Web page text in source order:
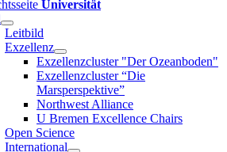
Universität
Leitbild
Exzellenz
Exzellenzcluster "Der Ozeanboden"
Exzellenzcluster “Die
Marsperspektive”
Northwest Alliance
U Bremen Excellence Chairs
Open Science
International